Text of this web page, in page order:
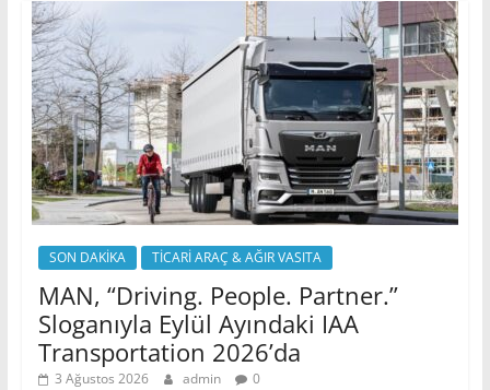
SON DAKİKA TİCARİ ARAÇ & AĞIR VASITA
MAN, “Driving. People. Partner.”
Sloganıyla Eylül Ayındaki IAA
Transportation 2026’da
3 Ağustos 2026 admin 0